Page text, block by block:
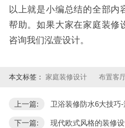
以上就是小编总结的全部内
帮助。如果大家在家庭装修
咨询我们泓壹设计。
本文标签： 家庭装修设计 布置客
上一篇: 卫浴装修防水6大技巧
下一篇: 现代欧式风格的装修